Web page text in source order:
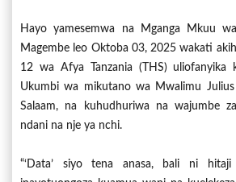
Hayo yamesemwa na Mganga Mkuu
Magembe leo Oktoba 03, 2025 wakati
12 wa Afya Tanzania (THS)
Ukumbi wa mikutano wa Mwalimu
Salaam, na kuhudhuriwa na wajumbe
ndani na nje ya nchi.
“‘Data’ siyo tena anasa, bali ni